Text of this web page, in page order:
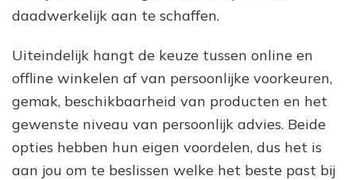
daadwerkelijk aan te schaffen.
Uiteindelijk hangt de keuze tussen online en
offline winkelen af van persoonlijke voorkeuren,
gemak, beschikbaarheid van producten en het
gewenste niveau van persoonlijk advies. Beide
opties hebben hun eigen voordelen, dus het is
aan jou om te beslissen welke het beste past bij